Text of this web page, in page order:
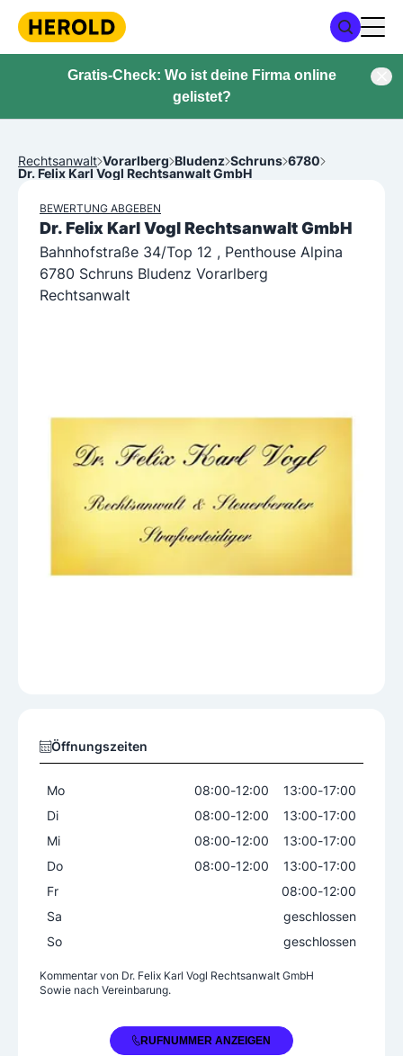
Gratis-Check: Wo ist deine Firma online
gelistet?
Rechtsanwalt Vorarlberg Bludenz Schruns 6780
Dr. Felix Karl Vogl Rechtsanwalt GmbH
BEWERTUNG ABGEBEN
Dr. Felix Karl Vogl Rechtsanwalt GmbH
Bahnhofstraße 34/Top 12 , Penthouse Alpina
6780 Schruns Bludenz Vorarlberg
Rechtsanwalt
Öffnungszeiten
Mo 08:00-12:00 13:00-17:00
Di
08:00-12:00 13:00-17:00
Mi
08:00-12:00 13:00-17:00
Do
08:00-12:00 13:00-17:00
Fr
08:00-12:00
Sa
geschlossen
So
geschlossen
Kommentar von Dr. Felix Karl Vogl Rechtsanwalt GmbH
Sowie nach Vereinbarung.
+43 5556 21021RUFNUMMER ANZEIGEN